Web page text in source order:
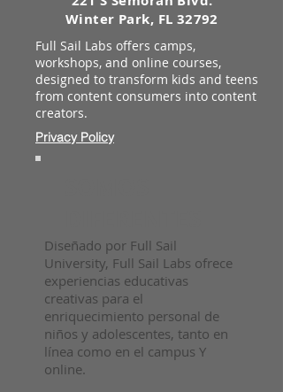
Winter Park, FL 32792
Full Sail Labs offers camps,
workshops, and online courses,
designed to transform kids and teens
from content consumers into content
creators.
Privacy Policy
Diseñado por Full Sail
University, Full Sail Labs ofrece
experiencias educativas
creativas para el
enriquecimiento personal de
niños y adolescentes, tanto en
línea como en el campus Y
online.